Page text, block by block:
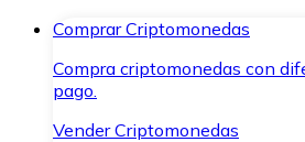
Comprar Criptomonedas
Compra criptomonedas con
pago.
Vender Criptomonedas